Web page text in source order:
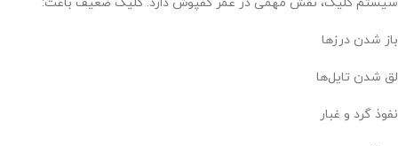
باز شدن درزها
لق شدن تایل‌ها
نفوذ گرد و غبار